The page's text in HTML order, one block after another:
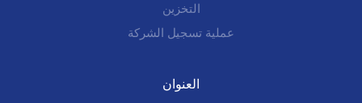
التخزين
عملية تسجيل الشركة
العنوان